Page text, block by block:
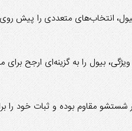
انتخاب‌های متعددی را پیش روی
بیول را به گزینه‌ای ارجح برای
شستشو مقاوم بوده و ثبات خود را